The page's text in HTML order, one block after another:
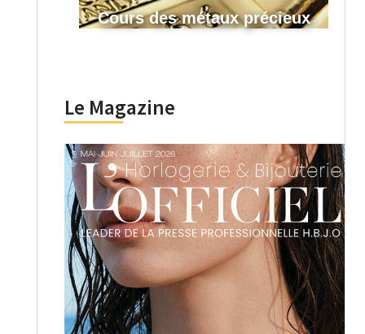
Cours des métaux précieux
Le Magazine